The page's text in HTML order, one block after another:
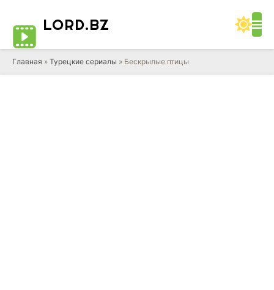
LORD.BZ
Главная » Турецкие сериалы » Бескрылые птицы